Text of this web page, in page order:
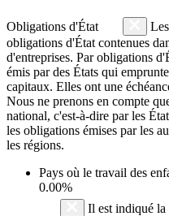
Obligations d'État
obligations d'État contenues
d'entreprises. Par obligations
émis par des États qui
capitaux. Elles ont une
Nous ne prenons en compte
national, c'est-à-dire par les
les obligations émises par les
les régions.
Pays où le travail des
0.00%
Il est indiqué la